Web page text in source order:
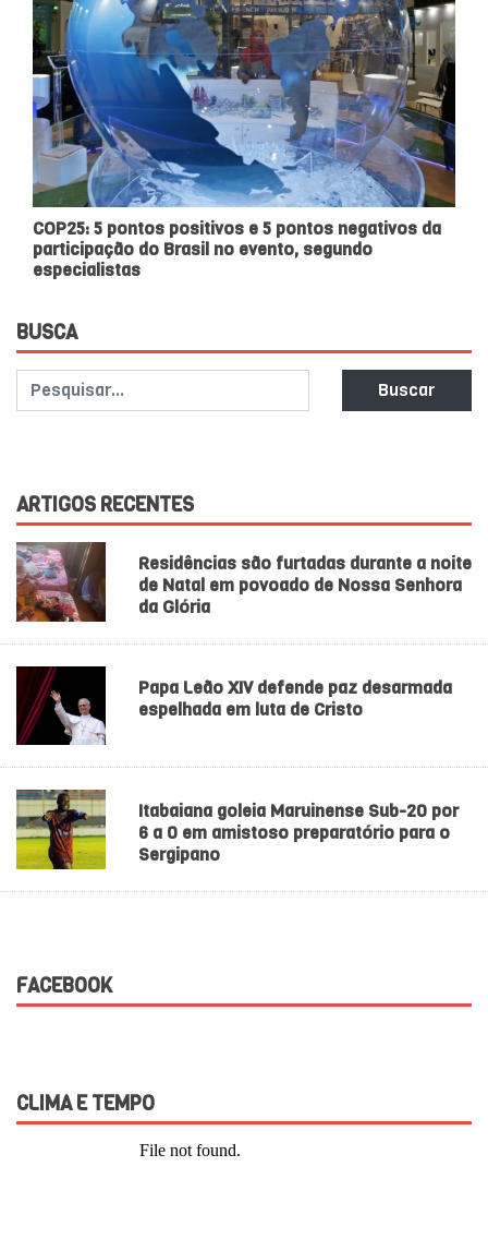
COP25: 5 pontos positivos e 5 pontos negativos da
participação do Brasil no evento, segundo
especialistas
BUSCA
Buscar
ARTIGOS RECENTES
Residências são furtadas durante a noite
de Natal em povoado de Nossa Senhora
da Glória
Papa Leão XIV defende paz desarmada
espelhada em luta de Cristo
Itabaiana goleia Maruinense Sub-20 por
6 a 0 em amistoso preparatório para o
Sergipano
FACEBOOK
CLIMA E TEMPO